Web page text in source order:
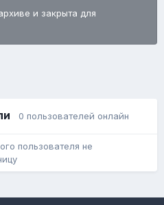
и закрыта для
0 пользователей онлайн
пользователя не